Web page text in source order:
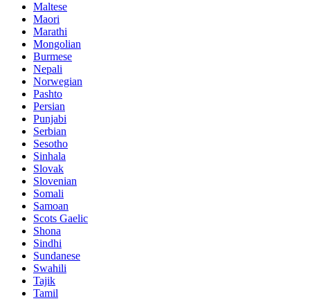
Maltese
Maori
Marathi
Mongolian
Burmese
Nepali
Norwegian
Pashto
Persian
Punjabi
Serbian
Sesotho
Sinhala
Slovak
Slovenian
Somali
Samoan
Scots Gaelic
Shona
Sindhi
Sundanese
Swahili
Tajik
Tamil